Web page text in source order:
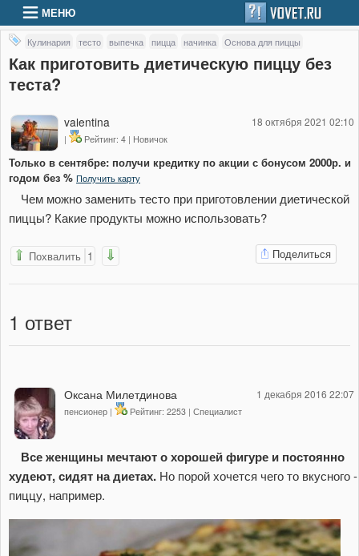
МЕНЮ
Кулинария тесто выпечка пицца начинка Основа для пиццы
Как приготовить диетическую пиццу без
теста?
18 октября 2021 02:10
valentina
| Рейтинг: 4 | Новичок
Только в сентябре: получи кредитку по акции с бонусом 2000р. и
годом без % Получить карту
Чем можно заменить тесто при приготовлении диетической
пиццы? Какие продукты можно использовать?
Похвалить 1 Поделиться
1 ответ
1 декабря 2016 22:07
Оксана Милетдинова
пенсионер | Рейтинг: 2253 | Специалист
Все женщины мечтают о хорошей фигуре и постоянно
худеют, сидят на диетах. Но порой хочется чего то вкусного -
пиццу, например.